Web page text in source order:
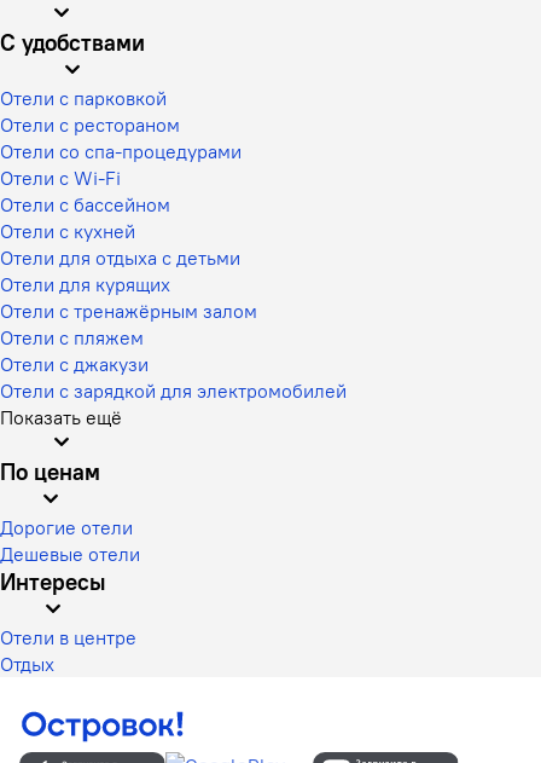
С удобствами
Отели с парковкой
Отели с рестораном
Отели со спа-процедурами
Отели с Wi-Fi
Отели с бассейном
Отели с кухней
Отели для отдыха с детьми
Отели для курящих
Отели с тренажёрным залом
Отели с пляжем
Отели с джакузи
Отели с зарядкой для электромобилей
Показать ещё
По ценам
Дорогие отели
Дешевые отели
Интересы
Отели в центре
Отдых